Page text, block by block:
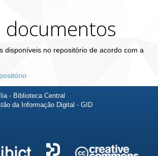
documentos
disponíveis no repositório de acordo com a
- Biblioteca Central
da Informação Digital - GID